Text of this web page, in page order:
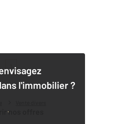
l'immobilier ?
nos offres
1